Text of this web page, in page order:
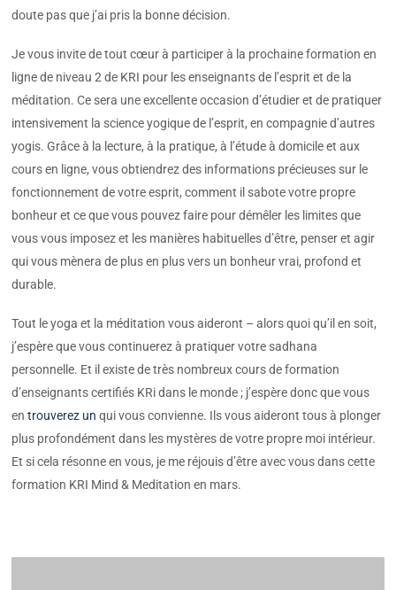
doute pas que j’ai pris la bonne décision.
Je vous invite de tout cœur à participer à la prochaine formation en
ligne de niveau 2 de KRI pour les enseignants de l’esprit et de la
méditation. Ce sera une excellente occasion d’étudier et de pratiquer
intensivement la science yogique de l’esprit, en compagnie d’autres
yogis. Grâce à la lecture, à la pratique, à l’étude à domicile et aux
cours en ligne, vous obtiendrez des informations précieuses sur le
fonctionnement de votre esprit, comment il sabote votre propre
bonheur et ce que vous pouvez faire pour démêler les limites que
vous vous imposez et les manières habituelles d’être, penser et agir
qui vous mènera de plus en plus vers un bonheur vrai, profond et
durable.
Tout le yoga et la méditation vous aideront – alors quoi qu’il en soit,
j’espère que vous continuerez à pratiquer votre sadhana
personnelle. Et il existe de très nombreux cours de formation
d’enseignants certifiés KRi dans le monde ; j’espère donc que vous
entrouverez un qui vous convienne. Ils vous aideront tous à plonger
plus profondément dans les mystères de votre propre moi intérieur.
Et si cela résonne en vous, je me réjouis d’être avec vous dans cette
formation KRI Mind & Meditation en mars.